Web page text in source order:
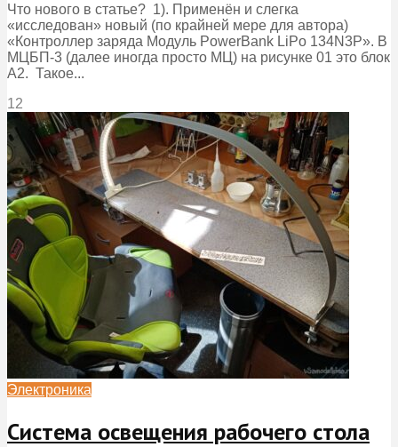
Что нового в статье? 1). Применён и слегка
«исследован» новый (по крайней мере для автора)
«Контроллер заряда Модуль PowerBank LiPo 134N3P». В
МЦБП-3 (далее иногда просто МЦ) на рисунке 01 это блок
А2. Такое...
12
Электроника
Система освещения рабочего стола